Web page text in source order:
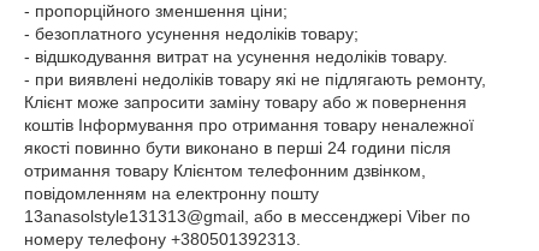
- пропорційного зменшення ціни;
- безоплатного усунення недоліків товару;
- відшкодування витрат на усунення недоліків товару.
- при виявлені недоліків товару які не підлягають ремонту,
Клієнт може запросити заміну товару або ж повернення
коштів Інформування про отримання товару неналежної
якості повинно бути виконано в перші 24 години після
отримання товару Клієнтом телефонним дзвінком,
повідомленням на електронну пошту
13anasolstyle131313@gmail, або в мессенджері Viber по
номеру телефону +380501392313.